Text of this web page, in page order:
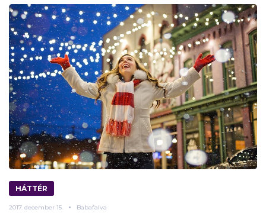
HÁTTÉR
2017. december 15. Babafalva